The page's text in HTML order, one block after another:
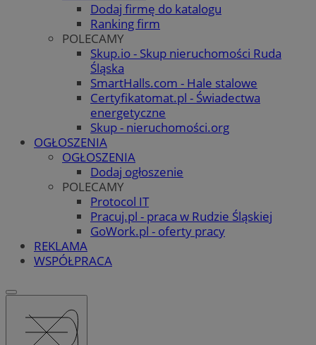
Dodaj firmę do katalogu
Ranking firm
POLECAMY
Skup.io - Skup nieruchomości Ruda
Śląska
SmartHalls.com - Hale stalowe
Certyfikatomat.pl - Świadectwa
energetyczne
Skup - nieruchomości.org
OGŁOSZENIA
OGŁOSZENIA
Dodaj ogłoszenie
POLECAMY
Protocol IT
Pracuj.pl - praca w Rudzie Śląskiej
GoWork.pl - oferty pracy
REKLAMA
WSPÓŁPRACA